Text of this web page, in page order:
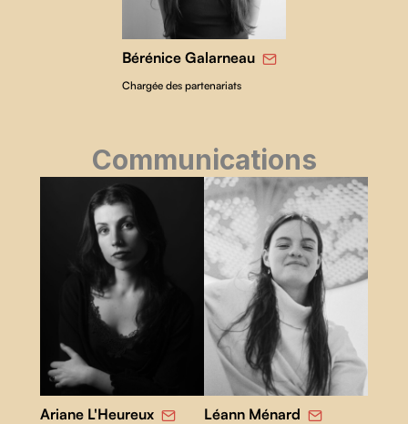
Bérénice Galarneau
Chargée des partenariats
Communications
Ariane L'Heureux Léann Ménard